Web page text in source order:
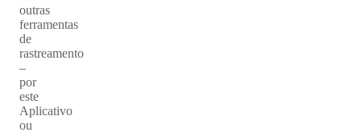
outras
ferramentas
de
rastreamento
–
por
este
Aplicativo
ou